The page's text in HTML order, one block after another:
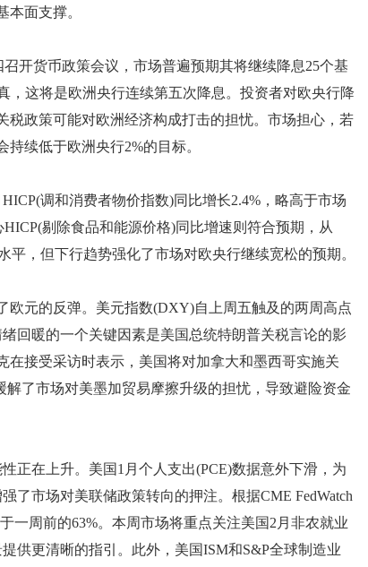
本面支撑。
货币政策会议，市场普遍预期其将继续降息25个基
，这将是欧洲央行连续第五次降息。投资者对欧央行降
税政策可能对欧洲经济构成打击的担忧。市场担心，若
续低于欧洲央行2%的目标。
调和消费者物价指数)同比增长2.4%，略高于市场
剔除食品和能源价格)同比增速则符合预期，从
平，但下行趋势强化了市场对欧央行继续宽松的预期。
元的反弹。美元指数(DXY)自上周五触及的两周高点
绪回暖的一个关键因素是美国总统特朗普关税言论的影
在接受采访时表示，美国将对加拿大和墨西哥实施关
解了市场对美墨加贸易摩擦升级的担忧，导致避险资金
在上升。美国1月个人支出(PCE)数据意外下滑，为
了市场对美联储政策转向的押注。根据CME FedWatch
一周前的63%。本周市场将重点关注美国2月非农就业
供更清晰的指引。此外，美国ISM和S&P全球制造业